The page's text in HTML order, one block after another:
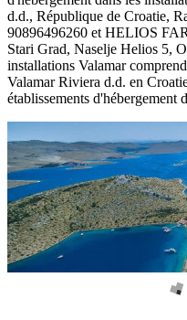
d.d., République de Croatie,
90896496260 et HELIOS
Stari Grad, Naselje Helios 5,
installations Valamar
Valamar Riviera d.d. en
établissements d'hébergement